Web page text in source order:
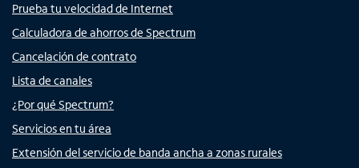
Prueba tu velocidad de Internet
Calculadora de ahorros de Spectrum
Cancelación de contrato
Lista de canales
¿Por qué Spectrum?
Servicios en tu área
Extensión del servicio de banda ancha a zonas rurales